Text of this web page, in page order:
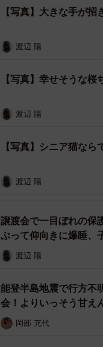
【写真】大きな手が招
渡辺 陽
【写真】幸せそうな桜
渡辺 陽
【写真】シニア猫な
渡辺 陽
譲渡会で一目ぼれの保
ぶって仰向きに爆睡、
渡辺 陽
能登半島地震で行方
会！よりいっそう甘え
岡部 充代